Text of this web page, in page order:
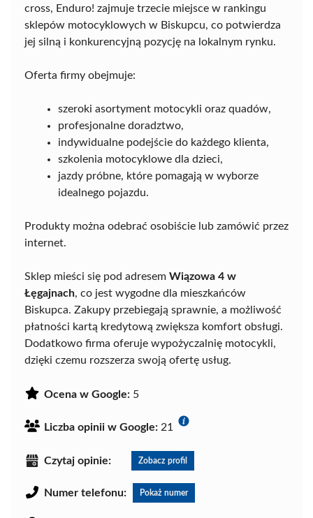
cross, Enduro! zajmuje trzecie miejsce w rankingu
sklepów motocyklowych w Biskupcu, co potwierdza
jej silną i konkurencyjną pozycję na lokalnym rynku.
Oferta firmy obejmuje:
szeroki asortyment motocykli oraz quadów,
profesjonalne doradztwo,
indywidualne podejście do każdego klienta,
szkolenia motocyklowe dla dzieci,
jazdy próbne, które pomagają w wyborze
idealnego pojazdu.
Produkty można odebrać osobiście lub zamówić przez
internet.
Sklep mieści się pod adresem Wiązowa 4 w
Łęgajnach, co jest wygodne dla mieszkańców
Biskupca. Zakupy przebiegają sprawnie, a możliwość
płatności kartą kredytową zwiększa komfort obsługi.
Dodatkowo firma oferuje wypożyczalnię motocykli,
dzięki czemu rozszerza swoją ofertę usług.
Ocena w Google: 5
Liczba opinii w Google: 21
Czytaj opinie: Zobacz profil
Numer telefonu: Pokaż numer